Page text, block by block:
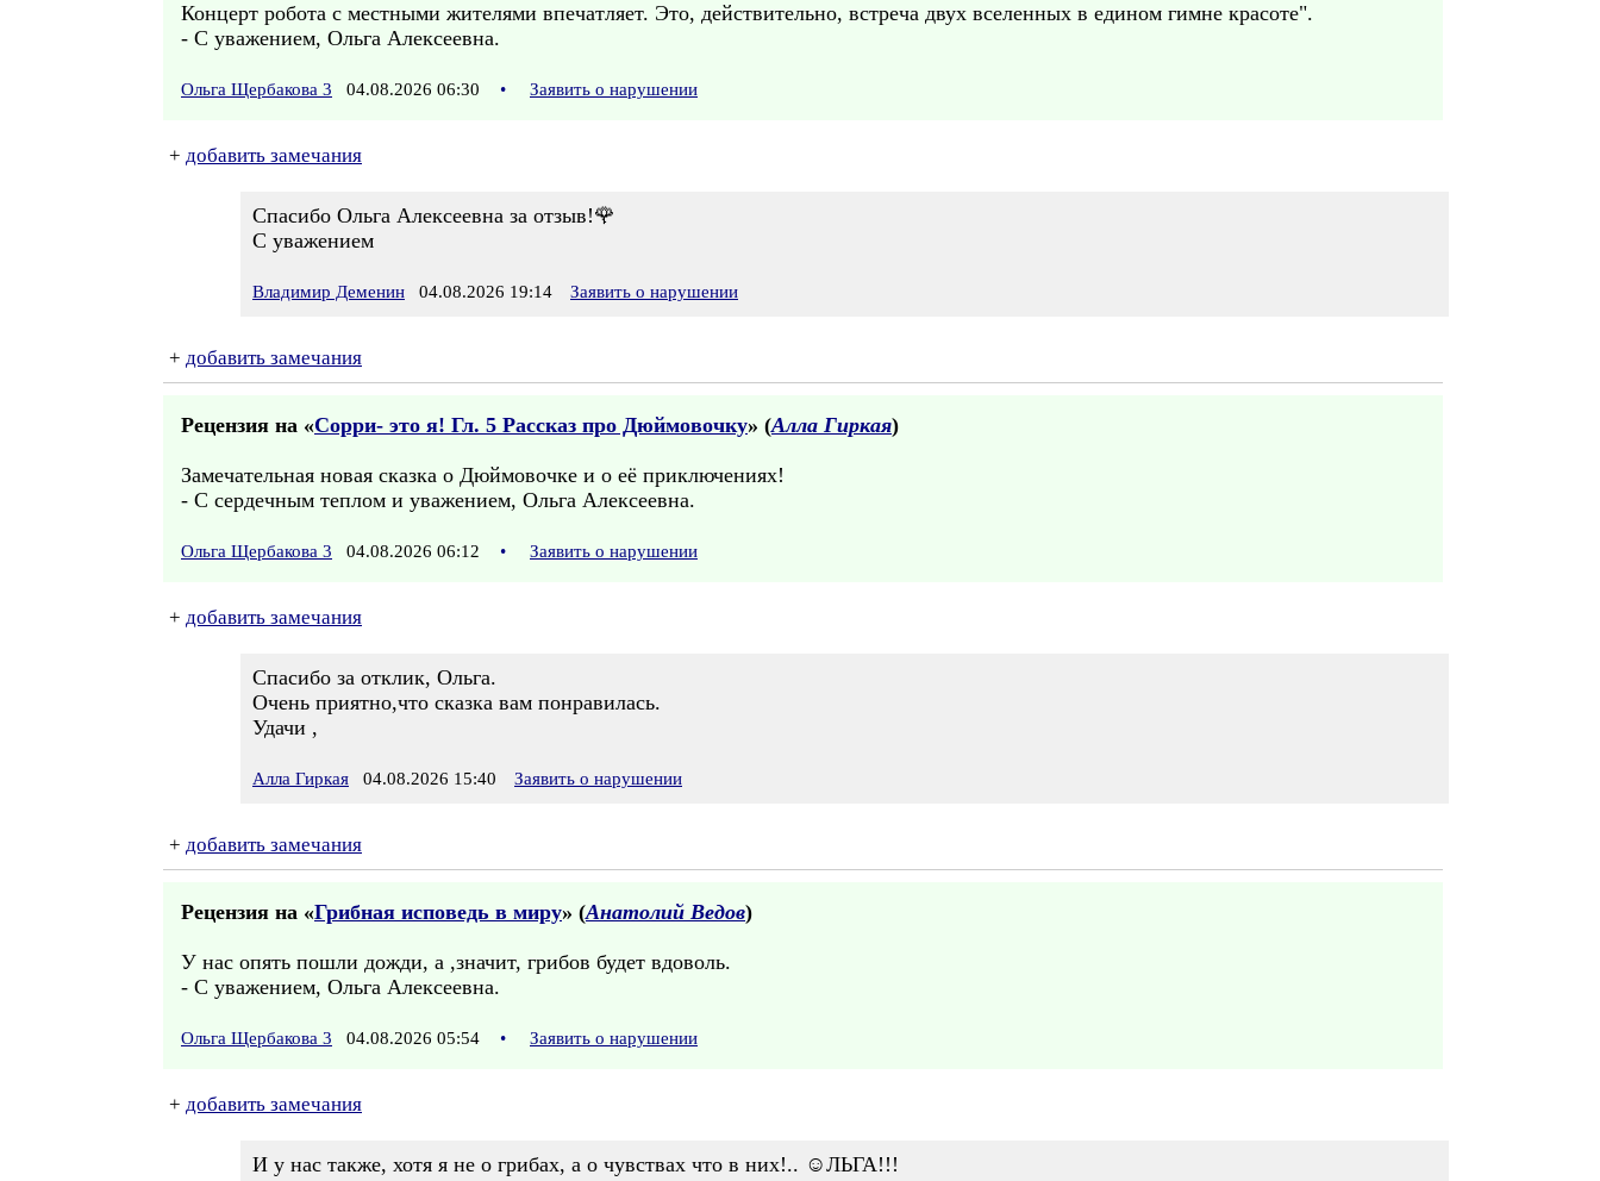
Концерт робота с местными жителями впечатляет. Это, действительно, встреча двух вселенных в едином гимне красоте".
- С уважением, Ольга Алексеевна.
Ольга Щербакова 3 04.08.2026 06:30 • Заявить о нарушении
+ добавить замечания
Спасибо Ольга Алексеевна за отзыв!🌹
С уважением
Владимир Деменин 04.08.2026 19:14 Заявить о нарушении
+ добавить замечания
Рецензия на «Сорри- это я! Гл. 5 Рассказ про Дюймовочку» (Алла Гиркая)
Замечательная новая сказка о Дюймовочке и о её приключениях!
- С сердечным теплом и уважением, Ольга Алексеевна.
Ольга Щербакова 3 04.08.2026 06:12 • Заявить о нарушении
+ добавить замечания
Спасибо за отклик, Ольга.
Очень приятно,что сказка вам понравилась.
Удачи ,
Алла Гиркая 04.08.2026 15:40 Заявить о нарушении
+ добавить замечания
Рецензия на «Грибная исповедь в миру» (Анатолий Ведов)
У нас опять пошли дожди, а ,значит, грибов будет вдоволь.
- С уважением, Ольга Алексеевна.
Ольга Щербакова 3 04.08.2026 05:54 • Заявить о нарушении
+ добавить замечания
И у нас также, хотя я не о грибах, а о чувствах что в них!.. ☺ЛЬГА!!!